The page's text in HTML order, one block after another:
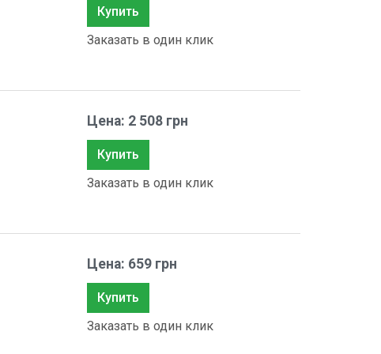
Купить
Заказать в один клик
Цена: 2 508 грн
Купить
Заказать в один клик
Цена: 659 грн
Купить
Заказать в один клик